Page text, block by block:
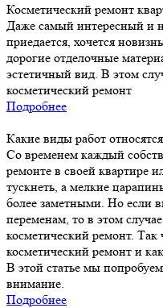
Косметический ремонт
Даже самый интересный и
приедается, хочется
дорогие отделочные
эстетичный вид. В этом
косметический ремонт
Подробнее
Какие виды работ
Со временем каждый
ремонте в своей квартире
тускнеть, а мелкие
более заметными. Но если
переменам, то в этом
косметический ремонт. Так
косметический ремонт и
В этой статье мы
внимание.
Подробнее